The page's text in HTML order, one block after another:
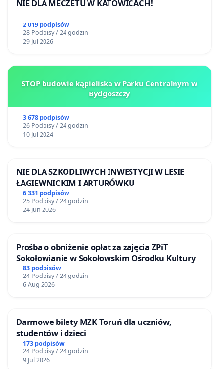
NIE DLA MECZETU W KATOWICACH!
2 019 podpisów
28 Podpisy / 24 godzin
29 Jul 2026
STOP budowie kąpieliska w Parku Centralnym w
Bydgoszczy
3 678 podpisów
26 Podpisy / 24 godzin
10 Jul 2024
NIE DLA SZKODLIWYCH INWESTYCJI W LESIE
ŁAGIEWNICKIM I ARTURÓWKU
6 331 podpisów
25 Podpisy / 24 godzin
24 Jun 2026
Prośba o obniżenie opłat za zajęcia ZPiT
Sokołowianie w Sokołowskim Ośrodku Kultury
83 podpisów
24 Podpisy / 24 godzin
6 Aug 2026
Darmowe bilety MZK Toruń dla uczniów,
studentów i dzieci
173 podpisów
24 Podpisy / 24 godzin
9 Jul 2026